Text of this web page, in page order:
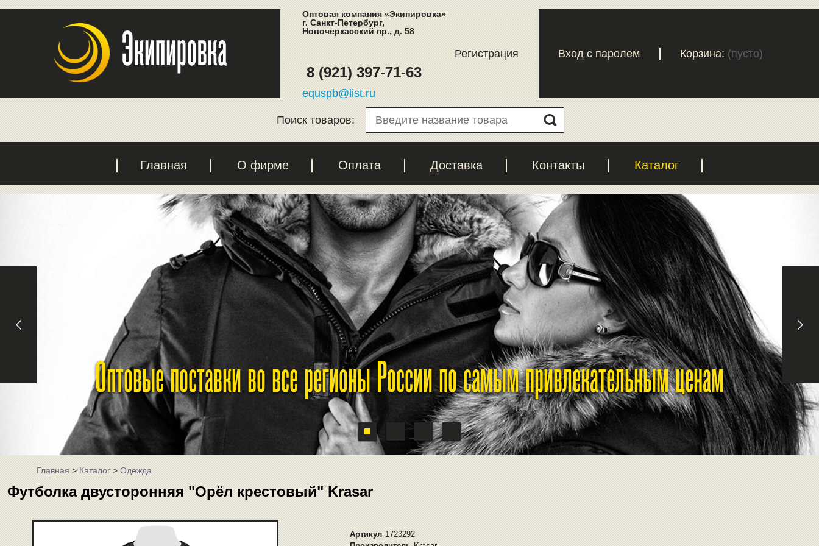
Оптовая компания «Экипировка»
г. Санкт-Петербург,
Новочеркасский пр., д. 58
8 (921) 397-71-63
equspb@list.ru
Регистрация Вход с паролем Корзина: (пусто)
Поиск товаров:
Главная О фирме Оплата Доставка Контакты Каталог
Оптовые поставки во все регионы России по самым привлекательным ценам
Главная>Каталог>Одежда
Футболка двусторонняя "Орёл крестовый" Krasar
Артикул 1723292